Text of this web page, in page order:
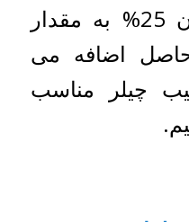
جهت ضریب اطمینان 25% به مقدار
اضافه می
چیلر مناسب